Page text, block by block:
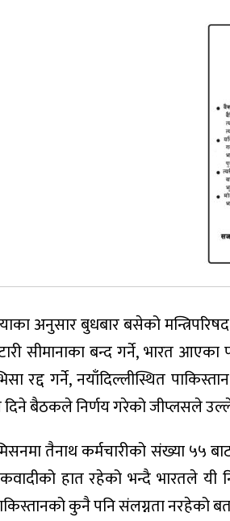
अनुसार बुधबार बसेको
सीमानाका बन्द गर्ने, भारत आएका
रद्द गर्ने, नयाँदिल्लीस्थित
दिने बैठकले निर्णय गरेको जीप्लसले
तैनाथ कर्मचारीको संख्या ५५
हात रहेको भन्दै भारतले यी
कुनै पनि संलग्नता नरहेको